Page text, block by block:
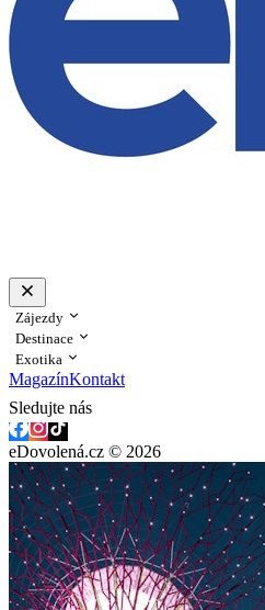
Zájezdy
Destinace
Exotika
MagazínKontakt
Sledujte nás
eDovolená.cz © 2026